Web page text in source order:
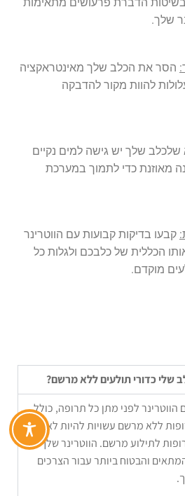
שלך.
הסר את הכלב שלך מאינטראקציה
להוות מקור להדבקה
שלכלב שלך יש גישה למים נקיים
מאוזנת כדי לתמוך במערכת
קבעו בדיקות קבועות עם הווטרינר
הכללית של כלבכם ולגלות כל
מוקדם.
כדורי תולעים ללא מרשם?
לפני מתן כל תרופה, כולל
ללא מרשם עשויות להיות לא
לתילוע מרשם. הווטרינר שלך
והבטוח ביותר עבור הצרכים